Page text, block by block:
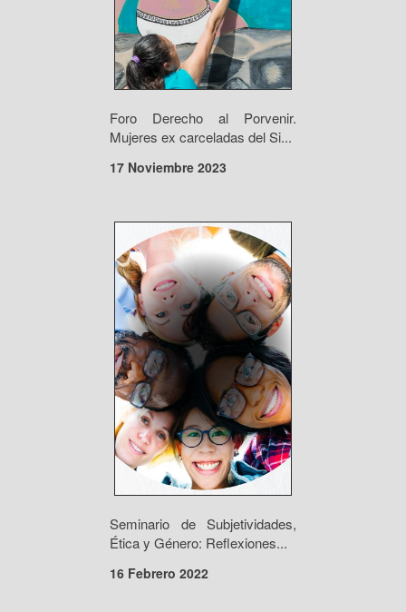
Foro Derecho al Porvenir.
Mujeres ex carceladas del Si...
17 Noviembre 2023
Seminario de Subjetividades,
Ética y Género: Reflexiones...
16 Febrero 2022